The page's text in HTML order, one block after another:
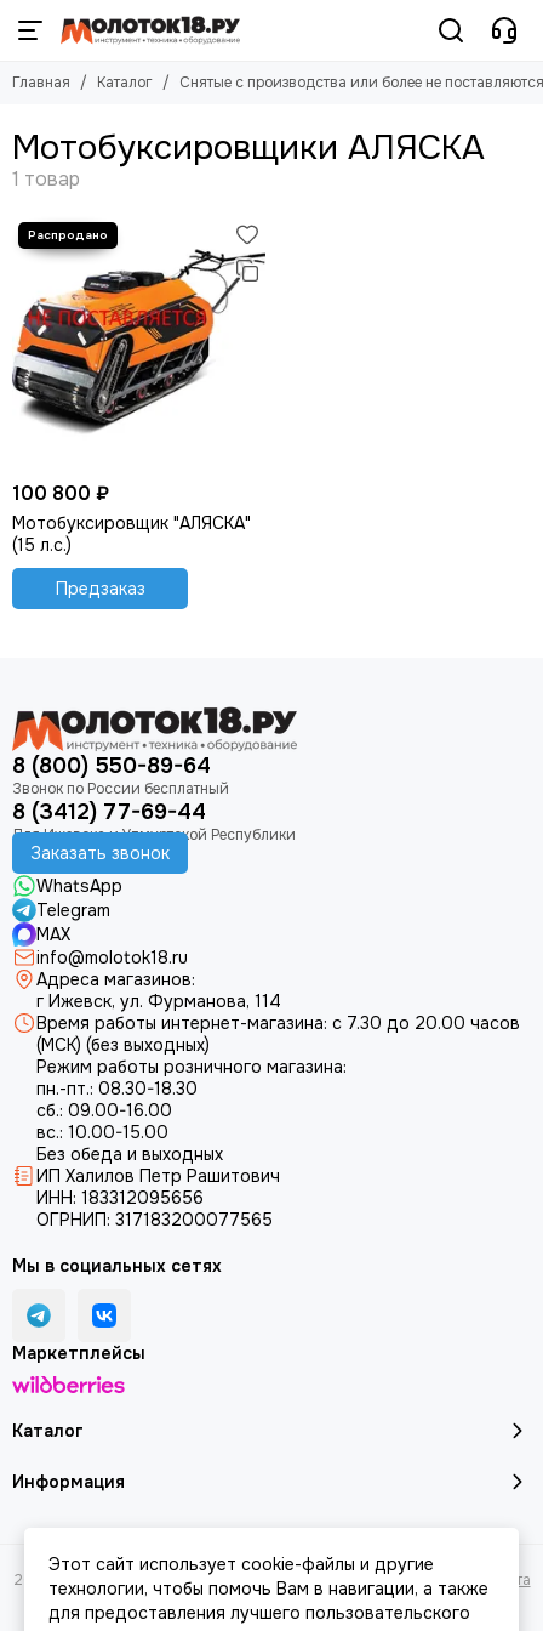
Главная Каталог Снятые с производства или более не поставляются
Мотобуксировщики АЛЯСКА
100 800 ₽
Мотобуксировщик "АЛЯСКА"
(15 л.с.)
Предзаказ
8 (800) 550-89-64
8 (3412) 77-69-44
Заказать звонок
WhatsApp
Telegram
MAX
info@molotok18.ru
Адреса магазинов:
г Ижевск, ул. Фурманова, 114
Время работы интернет-магазина: с 7.30 до 20.00 часов
(МСК) (без выходных)
Режим работы розничного магазина:
пн.-пт.: 08.30-18.30
сб.: 09.00-16.00
вс.: 10.00-15.00
Без обеда и выходных
ИП Халилов Петр Рашитович
ИНН: 183312095656
ОГРНИП: 317183200077565
Каталог
Информация
Мы в социальных сетях
Маркетплейсы
2026 © Молоток18.ру - инструмент, техника, оборудование. Карта сайта
Этот сайт использует cookie-файлы и другие
технологии, чтобы помочь Вам в навигации, а также
для предоставления лучшего пользовательского